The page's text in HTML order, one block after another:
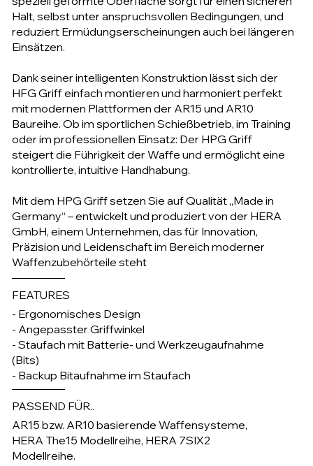
Halt, selbst unter anspruchsvollen Bedingungen, und
reduziert Ermüdungserscheinungen auch bei längeren
Einsätzen.
Dank seiner intelligenten Konstruktion lässt sich der
HFG Griff einfach montieren und harmoniert perfekt
mit modernen Plattformen der AR15 und AR10
Baureihe. Ob im sportlichen Schießbetrieb, im Training
oder im professionellen Einsatz: Der HPG Griff
steigert die Führigkeit der Waffe und ermöglicht eine
kontrollierte, intuitive Handhabung.
Mit dem HPG Griff setzen Sie auf Qualität „Made in
Germany“ – entwickelt und produziert von der HERA
GmbH, einem Unternehmen, das für Innovation,
Präzision und Leidenschaft im Bereich moderner
Waffenzubehörteile steht
FEATURES
- Ergonomisches Design
- Angepasster Griffwinkel
- Staufach mit Batterie- und Werkzeugaufnahme
(Bits)
- Backup Bitaufnahme im Staufach
PASSEND FÜR..
AR15 bzw. AR10 basierende Waffensysteme,
HERA The15 Modellreihe, HERA 7SIX2
Modellreihe.